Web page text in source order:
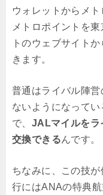
ウォレットからメ
メトロポイントを
トのウェブサイト
きます。
普通はライバル陣
ないようになって
で、 JALマイルをラ
交換できるんです。
ちなみに、この技
行にはANAの特典